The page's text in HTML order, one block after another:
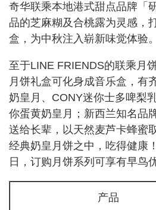
奇华联乘本地港式甜点品牌「
品的芝麻糊及合桃露为灵感，
盒，为中秋注入崭新味觉体验。
至于LINE FRIENDS的联乘月
月饼礼盒可化身成音乐盒，有
奶皇月、CONY迷你士多啤梨
你蛋黄奶皇月；新西兰知名品
送给长辈，以天然麦芦卡蜂蜜
经典奶皇月饼之中，吃得健康
日，订购月饼系列可享有早鸟
产品